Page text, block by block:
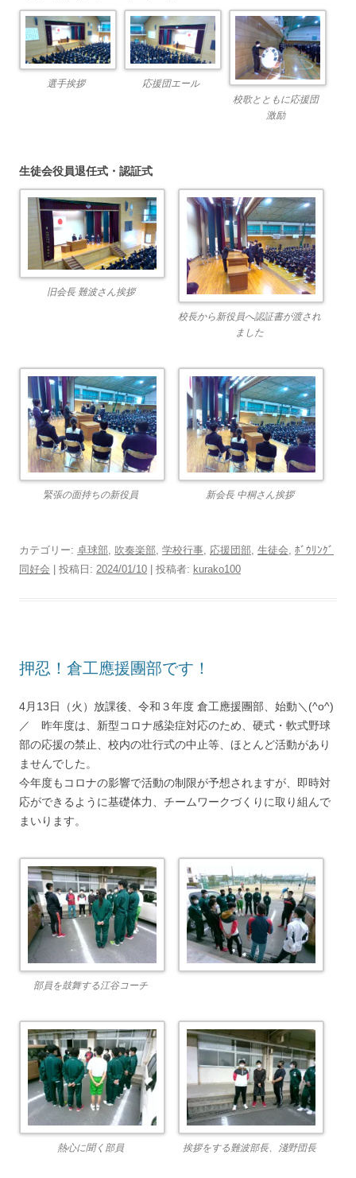
選手挨拶
応援団エール
校歌とともに応援団
激励
生徒会役員退任式・認証式
旧会長 難波さん挨拶
校長から新役員へ認証書が渡され
ました
緊張の面持ちの新役員 新会長 中桐さん挨拶
カテゴリー: 卓球部, 吹奏楽部, 学校行事, 応援団部, 生徒会, ﾎﾞｳﾘﾝｸﾞ
同好会 | 投稿日: 2024/01/10 投稿者: kurako100
押忍！倉工應援團部です！
4月13日（火）放課後、令和３年度 倉工應援團部、始動＼(^o^)
／ 昨年度は、新型コロナ感染症対応のため、硬式・軟式野球
部の応援の禁止、校内の壮行式の中止等、ほとんど活動があり
ませんでした。
今年度もコロナの影響で活動の制限が予想されますが、即時対
応ができるように基礎体力、チームワークづくりに取り組んで
まいります。
部員を鼓舞する江谷コーチ
熱心に聞く部員 挨拶をする難波部長、淺野団長